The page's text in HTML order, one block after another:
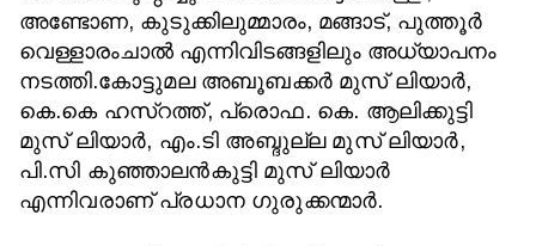
അണ്ടോണ, കുടുക്കിലുമ്മാരം, മങ്ങാട്, പുത്തൂര്‍
വെള്ളാരംചാല്‍ എന്നിവിടങ്ങളിലും അധ്യാപനം
നടത്തി.കോട്ടുമല അബൂബക്കര്‍ മുസ് ലിയാര്‍,
കെ.കെ ഹസ്‌റത്ത്, പ്രൊഫ. കെ. ആലിക്കുട്ടി
മുസ് ലിയാര്‍, എം.ടി അബ്ദുല്ല മുസ് ലിയാര്‍,
പി.സി കുഞ്ഞാലന്‍കുട്ടി മുസ് ലിയാര്‍
എന്നിവരാണ് പ്രധാന ഗുരുക്കന്മാര്‍.